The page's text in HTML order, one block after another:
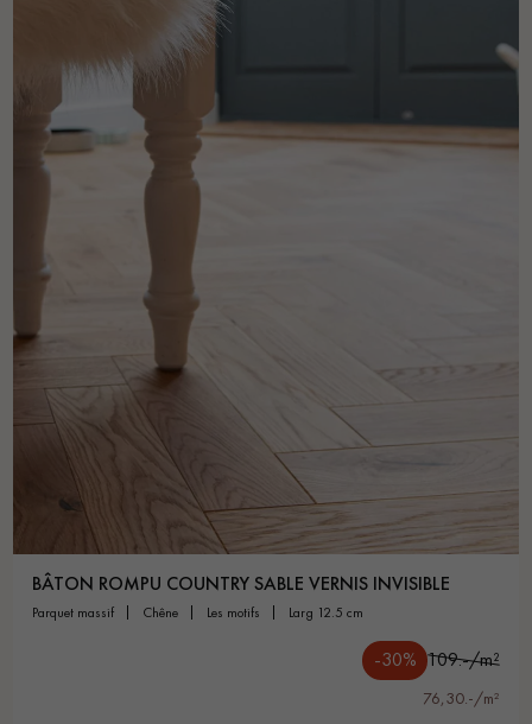
BÂTON ROMPU COUNTRY SABLE VERNIS INVISIBLE
parquet massif chêne les motifs larg 12.5 cm
-30% 109.-/m²
76,30.-/m²